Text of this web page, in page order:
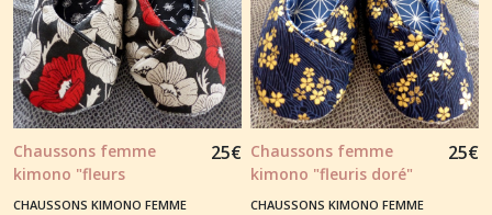
Chaussons femme
kimono "fleurs
coquelicots" fond noir
25€
CHAUSSONS KIMONO FEMME
Chaussons femme
kimono "fleuris doré"
fond bleu marine
25€
CHAUSSONS KIMONO FEMME